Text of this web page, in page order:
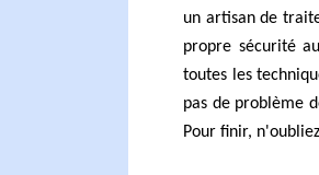
un artisan de
propre sécurité
toutes les
pas de problème
Pour finir,